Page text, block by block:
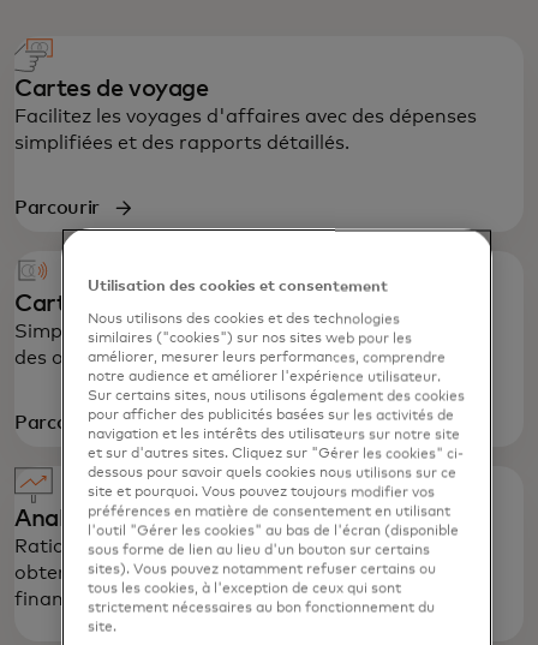
Cartes de voyage
Facilitez les voyages d'affaires avec des dépenses
simplifiées et des rapports détaillés.
Parcourir
Cartes d'achat
Simplifiez les processus d'approvisionnement pour
des opérations commerciales efficaces.
Parcourir
Analyses et rapports
Rationalisez les processus, réduisez la fraude et
obtenez un éclairage pour une meilleure gestion
financière.
Utilisation des cookies et consentement
Nous utilisons des cookies et des technologies
similaires ("cookies") sur nos sites web pour les
améliorer, mesurer leurs performances, comprendre
notre audience et améliorer l'expérience utilisateur.
Sur certains sites, nous utilisons également des cookies
pour afficher des publicités basées sur les activités de
navigation et les intérêts des utilisateurs sur notre site
et sur d'autres sites. Cliquez sur "Gérer les cookies" ci-
dessous pour savoir quels cookies nous utilisons sur ce
site et pourquoi. Vous pouvez toujours modifier vos
préférences en matière de consentement en utilisant
l'outil "Gérer les cookies" au bas de l'écran (disponible
sous forme de lien au lieu d'un bouton sur certains
sites). Vous pouvez notamment refuser certains ou
tous les cookies, à l'exception de ceux qui sont
strictement nécessaires au bon fonctionnement du
site.